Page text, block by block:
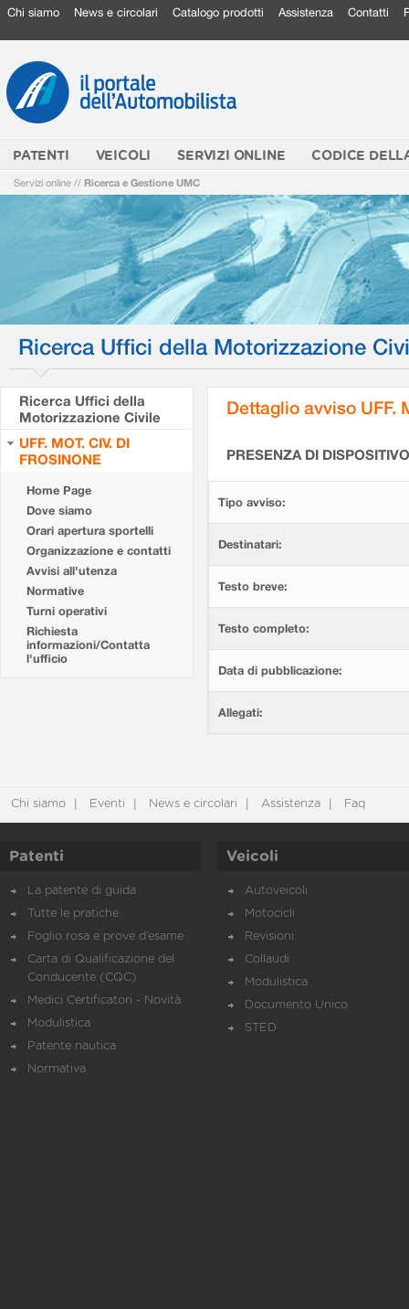
Chi siamo News e circolari Catalogo prodotti Assistenza Contatti
PATENTI VEICOLI SERVIZI ONLINE CODICE
Servizi online // Ricerca e Gestione UMC
Ricerca Uffici della Motorizzazione
Ricerca Uffici della
Motorizzazione Civile
UFF. MOT. CIV. DI
FROSINONE
Home Page
Dove siamo
Orari apertura sportelli
Organizzazione e contatti
Avvisi all'utenza
Normative
Turni operativi
Richiesta
informazioni/Contatta
l'ufficio
Dettaglio avviso UFF.
PRESENZA DI
Tipo avviso:
Destinatari:
Testo breve:
Testo completo:
Data di pubblicazione:
Allegati:
Chi siamo Eventi News e circolari Assistenza Faq
Patenti
La patente di guida
Tutte le pratiche
Foglio rosa e prove d’esame
Carta di Qualificazione del
Conducente (CQC)
Medici Certificatori - Novità
Modulistica
Patente nautica
Normativa
Veicoli
Autoveicoli
Motocicli
Revisioni
Collaudi
Modulistica
Documento Unico
STED